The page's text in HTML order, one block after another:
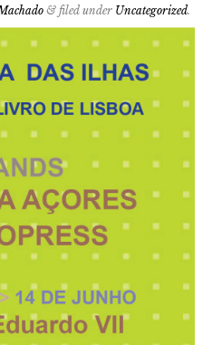
& filed under Uncategorized.